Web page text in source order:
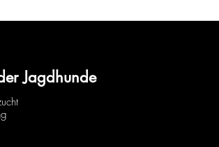
Jagdhunde